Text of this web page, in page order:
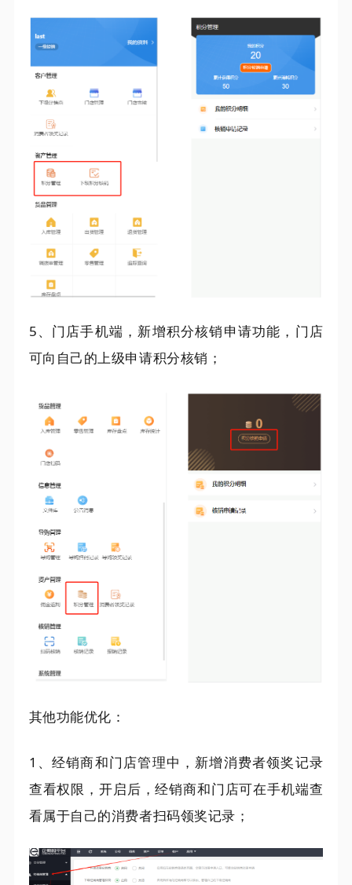
5、门店手机端，新增积分核销申请功能，门店
可向自己的上级申请积分核销；
其他功能优化：
1、经销商和门店管理中，新增消费者领奖记录
查看权限，开启后，经销商和门店可在手机端查
看属于自己的消费者扫码领奖记录；